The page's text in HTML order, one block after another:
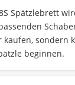
Spätzlebrett
kaufen, sondern
beginnen.